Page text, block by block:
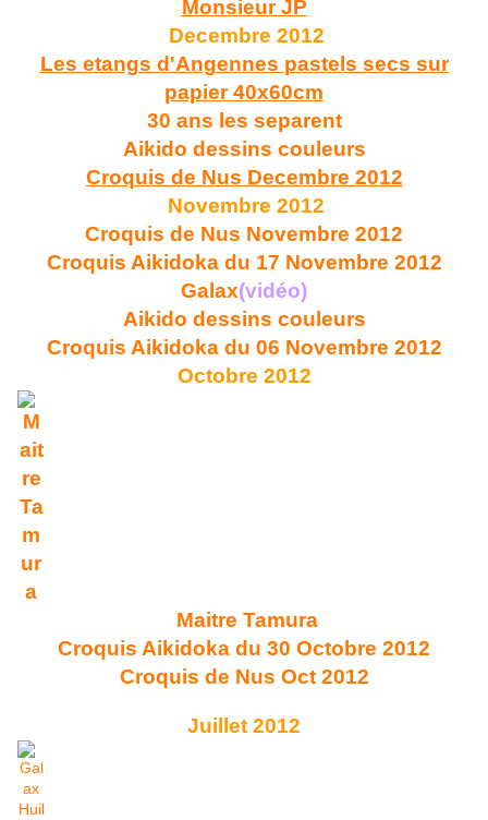
Monsieur JP
Decembre 2012
Les etangs d'Angennes pastels secs sur
papier 40x60cm
30 ans les separent
Aikido dessins couleurs
Croquis de Nus Decembre 2012
Novembre 2012
Croquis de Nus Novembre 2012
Croquis Aikidoka du 17 Novembre 2012
Galax(vidéo)
Aikido dessins couleurs
Croquis Aikidoka du 06 Novembre 2012
Octobre 2012
Maitre Tamura
Croquis Aikidoka du 30 Octobre 2012
Croquis de Nus Oct 2012
Juillet 2012